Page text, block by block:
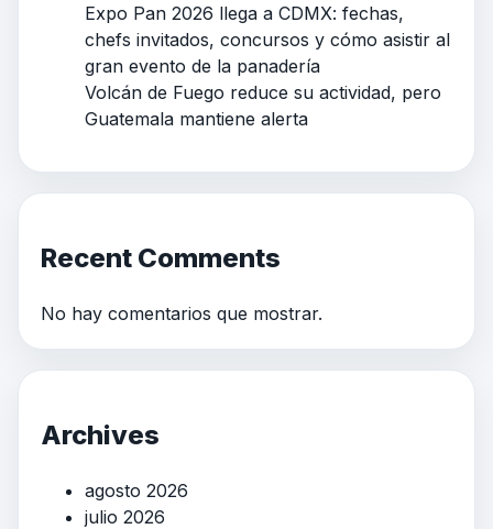
Expo Pan 2026 llega a CDMX: fechas,
chefs invitados, concursos y cómo asistir al
gran evento de la panadería
Volcán de Fuego reduce su actividad, pero
Guatemala mantiene alerta
Recent Comments
No hay comentarios que mostrar.
Archives
agosto 2026
julio 2026